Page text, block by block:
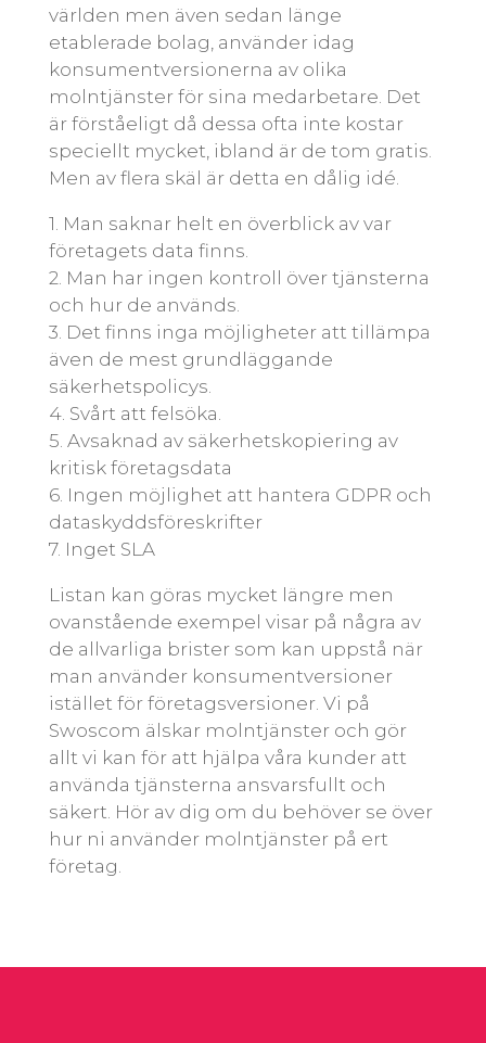
världen men även sedan länge
etablerade bolag, använder idag
konsumentversionerna av olika
molntjänster för sina medarbetare. Det
är förståeligt då dessa ofta inte kostar
speciellt mycket, ibland är de tom gratis.
Men av flera skäl är detta en dålig idé.
1. Man saknar helt en överblick av var
företagets data finns.
2. Man har ingen kontroll över tjänsterna
och hur de används.
3. Det finns inga möjligheter att tillämpa
även de mest grundläggande
säkerhetspolicys.
4. Svårt att felsöka.
5. Avsaknad av säkerhetskopiering av
kritisk företagsdata
6. Ingen möjlighet att hantera GDPR och
dataskyddsföreskrifter
7. Inget SLA
Listan kan göras mycket längre men
ovanstående exempel visar på några av
de allvarliga brister som kan uppstå när
man använder konsumentversioner
istället för företagsversioner. Vi på
Swoscom älskar molntjänster och gör
allt vi kan för att hjälpa våra kunder att
använda tjänsterna ansvarsfullt och
säkert. Hör av dig om du behöver se över
hur ni använder molntjänster på ert
företag.